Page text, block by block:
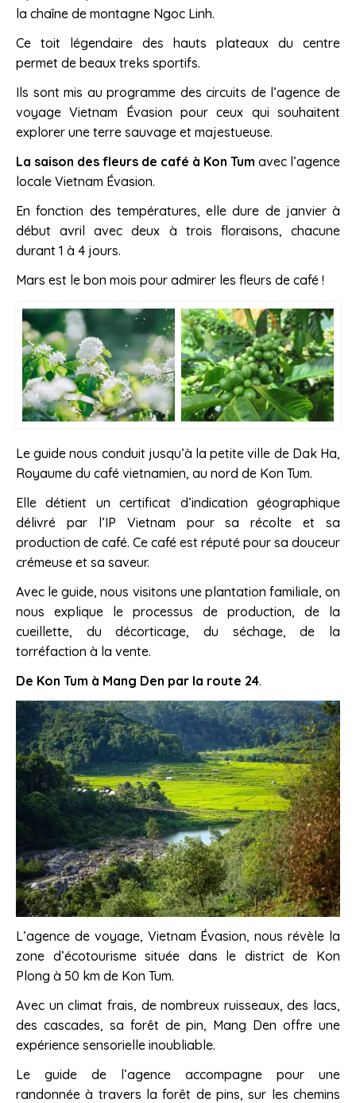
la chaîne de montagne Ngoc Linh.
Ce toit légendaire des hauts plateaux du centre
permet de beaux treks sportifs.
Ils sont mis au programme des circuits de l’agence de
voyage Vietnam Évasion pour ceux qui souhaitent
explorer une terre sauvage et majestueuse.
La saison des fleurs de café à Kon Tum avec l’agence
locale Vietnam Évasion.
En fonction des températures, elle dure de janvier à
début avril avec deux à trois floraisons, chacune
durant 1 à 4 jours.
Mars est le bon mois pour admirer les fleurs de café !
Le guide nous conduit jusqu’à la petite ville de Dak Ha,
Royaume du café vietnamien, au nord de Kon Tum.
Elle détient un certificat d’indication géographique
délivré par l’IP Vietnam pour sa récolte et sa
production de café. Ce café est réputé pour sa douceur
crémeuse et sa saveur.
Avec le guide, nous visitons une plantation familiale, on
nous explique le processus de production, de la
cueillette, du décorticage, du séchage, de la
torréfaction à la vente.
De Kon Tum à Mang Den par la route 24.
L’agence de voyage, Vietnam Évasion, nous révèle la
zone d’écotourisme située dans le district de Kon
Plong à 50 km de Kon Tum.
Avec un climat frais, de nombreux ruisseaux, des lacs,
des cascades, sa forêt de pin, Mang Den offre une
expérience sensorielle inoubliable.
Le guide de l’agence accompagne pour une
randonnée à travers la forêt de pins, sur les chemins